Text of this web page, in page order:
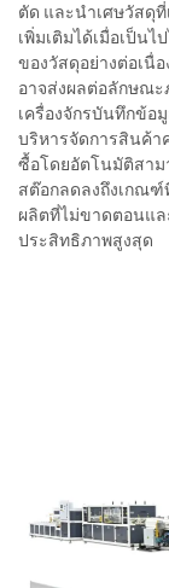
ตัด และนำเศษวัสดุ
เพิ่มเติมได้เมื่อเป็น
ของวัสดุอย่างต่อเนื่
อาจส่งผลต่อลักษณ
เครื่องจักรบันทึกข้อ
บริหารจัดการสินค้า
ซื้อโดยอัตโนมัติสาม
สต๊อกลดลงถึงเกณฑ์
ผลิตที่ไม่ขาดตอนแล
ประสิทธิภาพสูงสุด